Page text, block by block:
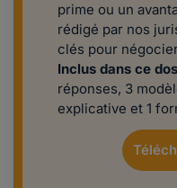
prime ou un
rédigé par nos
clés pour
Inclus dans ce
réponses, 3
explicative et 1